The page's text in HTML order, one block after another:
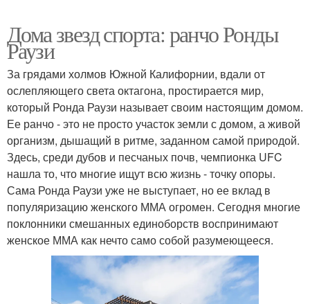
Дома звезд спорта: ранчо Ронды
Раузи
За грядами холмов Южной Калифорнии, вдали от
ослепляющего света октагона, простирается мир,
который Ронда Раузи называет своим настоящим домом.
Ее ранчо - это не просто участок земли с домом, а живой
организм, дышащий в ритме, заданном самой природой.
Здесь, среди дубов и песчаных почв, чемпионка UFC
нашла то, что многие ищут всю жизнь - точку опоры.
Сама Ронда Раузи уже не выступает, но ее вклад в
популяризацию женского ММА огромен. Сегодня многие
поклонники смешанных единоборств воспринимают
женское ММА как нечто само собой разумеющееся.